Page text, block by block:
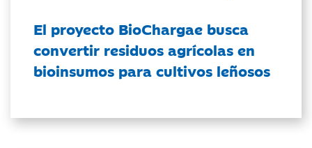
El proyecto BioChargae busca
convertir residuos agrícolas en
bioinsumos para cultivos leñosos